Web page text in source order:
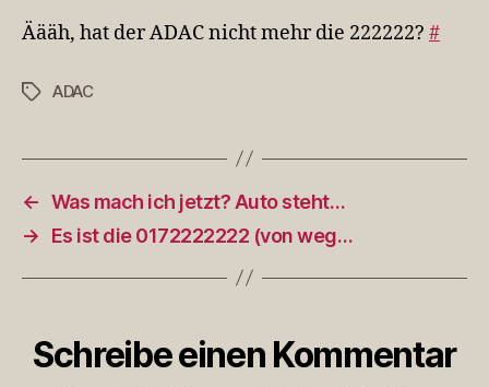
nicht
Äääh, hat der ADAC nicht mehr die 222222? #
Schlagwörter
ADAC
← Was mach ich jetzt? Auto steht…
→
Es ist die 0172222222 (von weg…
Schreibe einen Kommentar